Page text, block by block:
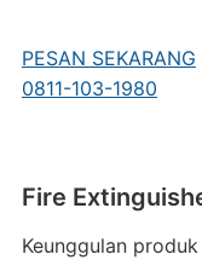
PESAN SEKARANG
0811-103-1980
Fire
Keunggulan